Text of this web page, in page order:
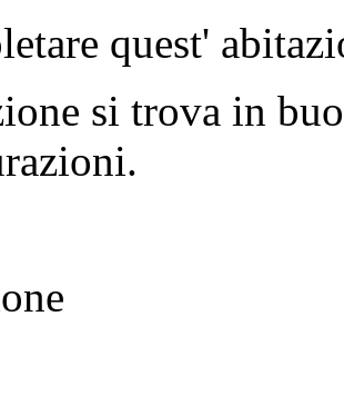
quest'
si trova in